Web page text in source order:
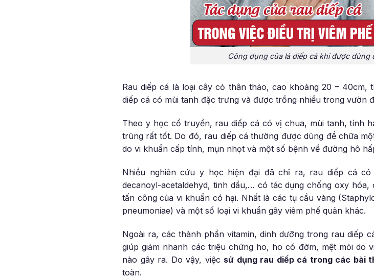
Công dụng của lá diếp cá khi được dùng
Rau diếp cá là loại cây cỏ thân thảo, cao khoảng 20 –
diếp cá có mùi tanh đặc trưng và được trồng nhiều trong vườn
Theo y học cổ truyền, rau diếp cá có vị chua, mùi tanh, tính
trùng rất tốt. Do đó, rau diếp cá thường được dùng để chữa
do vi khuẩn cấp tính, mụn nhọt và một số bệnh về đường hô
Nhiều nghiên cứu y học hiện đại đã chỉ ra, rau diếp cá có
decanoyl-acetaldehyd, tinh dầu,… có tác dụng chống oxy
tấn công của vi khuẩn có hại. Nhất là các tụ cầu vàng
pneumoniae) và một số loại vi khuẩn gây viêm phế quản khác.
Ngoài ra, các thành phần vitamin, dinh dưỡng trong rau diếp
giúp giảm nhanh các triệu chứng ho, ho có đờm, mệt mỏi do
nào gây ra. Do vậy, việc sử dụng rau diếp cá trong các bài
toàn.